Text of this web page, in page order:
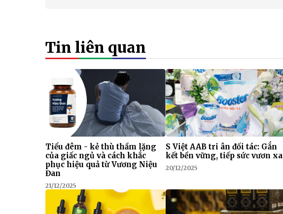
Tin liên quan
Tiểu đêm - kẻ thù thầm lặng
của giấc ngủ và cách khắc
phục hiệu quả từ Vương Niệu
Đan
21/12/2025
S Việt AAB tri ân đối tác: Gắn
kết bền vững, tiếp sức vươn xa
20/12/2025